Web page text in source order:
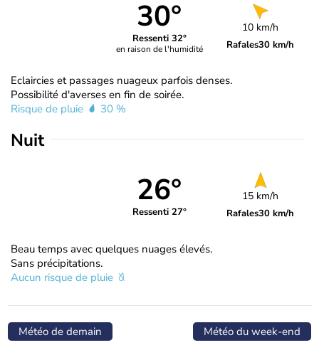
30°
Ressenti 32°
en raison de l'humidité
10 km/h
Rafales30 km/h
Eclaircies et passages nuageux parfois denses.
Possibilité d'averses en fin de soirée.
Risque de pluie
30 %
Nuit
26°
Ressenti 27°
15 km/h
Rafales30 km/h
Beau temps avec quelques nuages élevés.
Sans précipitations.
Aucun risque de pluie
Météo de demain Météo du week-end